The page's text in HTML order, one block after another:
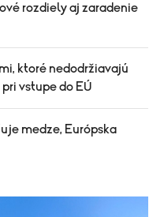
rozdiely aj zaradenie
ktoré nedodržiavajú
vstupe do EÚ
medze, Európska